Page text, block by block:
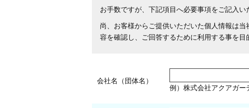
お手数ですが、下記項目へ必要事項をご記入
尚、お客様からご提供いただいた個人情報は当
容を確認し、ご回答するために利用する事を目
会社名（団体名）
例）株式会社アクアガー